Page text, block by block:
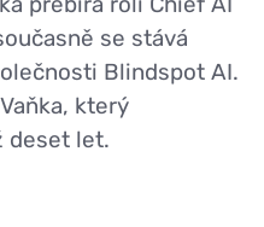
se stává
Blindspot AI.
který
deset let.